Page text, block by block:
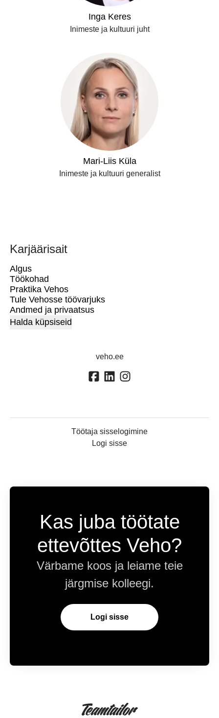
Inga Keres
Inimeste ja kultuuri juht
Mari-Liis Küla
Inimeste ja kultuuri generalist
Karjäärisait
Algus
Töökohad
Praktika Vehos
Tule Vehosse töövarjuks
Andmed ja privaatsus
Halda küpsiseid
veho.ee
Töötaja sisselogimine
Logi sisse
Kas juba töötate
ettevõttes Veho?
Värbame koos ja leiame teie
järgmise kolleegi.
Logi sisse